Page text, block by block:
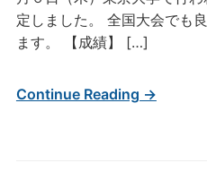
定しました。 全国大会でも
ます。 【成績】 […]
Continue Reading →